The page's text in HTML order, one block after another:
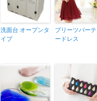
洗面台 オープンタ
イプ
プリーツパー
ードレス